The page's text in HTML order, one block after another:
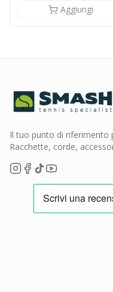
Aggiungi
Il tuo punto di riferimento
Racchette, corde,